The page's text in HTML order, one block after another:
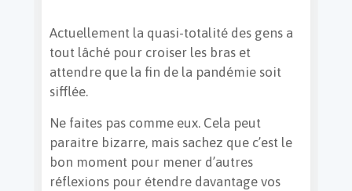
Actuellement la quasi-totalité des gens a
tout lâché pour croiser les bras et
attendre que la fin de la pandémie soit
sifflée.
Ne faites pas comme eux. Cela peut
paraitre bizarre, mais sachez que c’est le
bon moment pour mener d’autres
réflexions pour étendre davantage vos